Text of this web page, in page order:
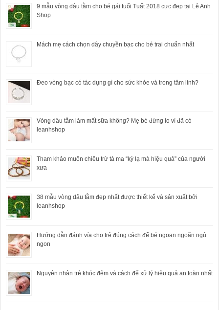
9 mẫu vòng dâu tằm cho bé gái tuổi Tuất 2018 cực đẹp tại Lê Anh
Shop
Mách mẹ cách chọn dây chuyền bạc cho bé trai chuẩn nhất
Đeo vòng bạc có tác dụng gì cho sức khỏe và trong tâm linh?
Vòng dâu tằm làm mất sữa không? Mẹ bé đừng lo vì đã có
leanhshop
Tham khảo muôn chiêu trừ tà ma “kỳ lạ mà hiệu quả” của người
xưa
38 mẫu vòng dâu tằm đẹp nhất được thiết kế và sản xuất bởi
leanhshop
Hướng dẫn đánh vía cho trẻ đúng cách để bé ngoan ngoãn ngủ
ngon
Nguyên nhân trẻ khóc đêm và cách để xử lý hiệu quả an toàn nhất